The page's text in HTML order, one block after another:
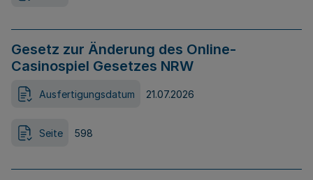
Gesetz zur Änderung des Online-
Casinospiel Gesetzes NRW
Ausfertigungsdatum 21.07.2026
Seite 598